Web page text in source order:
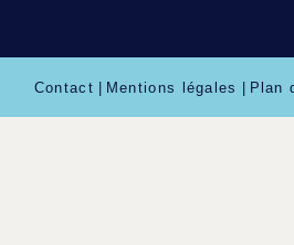
Contact | Mentions légales | Plan